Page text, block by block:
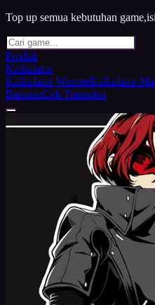
Top up semua kebutuhan
Produk
Kalkulator
Kalkulator WinrateKalkulator
BantuanCek Transaksi